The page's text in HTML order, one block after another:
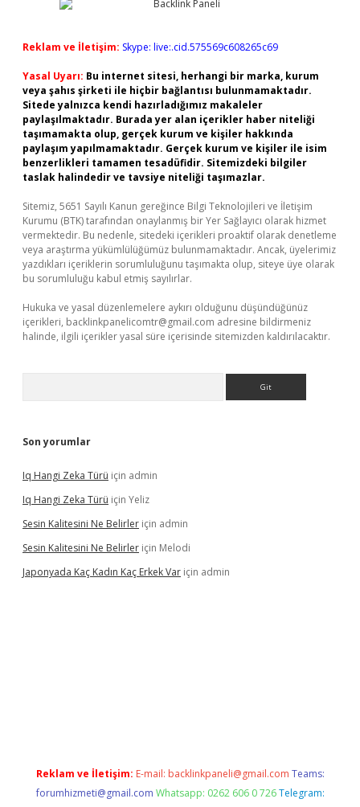
Reklam ve İletişim: Skype: live:.cid.575569c608265c69
Yasal Uyarı: Bu internet sitesi, herhangi bir marka, kurum
veya şahıs şirketi ile hiçbir bağlantısı bulunmamaktadır.
Sitede yalnızca kendi hazırladığımız makaleler
paylaşılmaktadır. Burada yer alan içerikler haber niteliği
taşımamakta olup, gerçek kurum ve kişiler hakkında
paylaşım yapılmamaktadır. Gerçek kurum ve kişiler ile isim
benzerlikleri tamamen tesadüfidir. Sitemizdeki bilgiler
taslak halindedir ve tavsiye niteliği taşımazlar.
Sitemiz, 5651 Sayılı Kanun gereğince Bilgi Teknolojileri ve İletişim
Kurumu (BTK) tarafından onaylanmış bir Yer Sağlayıcı olarak hizmet
vermektedir. Bu nedenle, sitedeki içerikleri proaktif olarak denetleme
veya araştırma yükümlülüğümüz bulunmamaktadır. Ancak, üyelerimiz
yazdıkları içeriklerin sorumluluğunu taşımakta olup, siteye üye olarak
bu sorumluluğu kabul etmiş sayılırlar.
Hukuka ve yasal düzenlemelere aykırı olduğunu düşündüğünüz
içerikleri, backlinkpanelicomtr@gmail.com adresine bildirmeniz
halinde, ilgili içerikler yasal süre içerisinde sitemizden kaldırılacaktır.
Son yorumlar
Iq Hangi Zeka Türü için admin
Iq Hangi Zeka Türü için Yeliz
Sesin Kalitesini Ne Belirler için admin
Sesin Kalitesini Ne Belirler için Melodi
Japonyada Kaç Kadın Kaç Erkek Var için admin
Reklam ve İletişim: E-mail: backlinkpaneli@gmail.com Teams:
forumhizmeti@gmail.com Whatsapp: 0262 606 0 726 Telegram: